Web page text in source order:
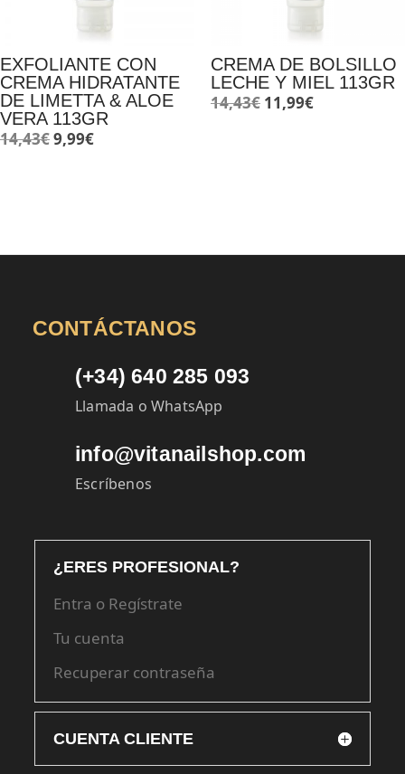
EXFOLIANTE CON
CREMA HIDRATANTE
DE LIMETTA & ALOE
VERA 113GR
14,43€El
9,99€El
CREMA DE BOLSILLO
LECHE Y MIEL 113GR
14,43€ El
11,99€El
CONTÁCTANOS
(+34) 640 285 093
Llamada o WhatsApp
info@vitanailshop.com
Escríbenos
¿ERES PROFESIONAL?
Entra o Regístrate
Tu cuenta
Recuperar contraseña
CUENTA CLIENTE